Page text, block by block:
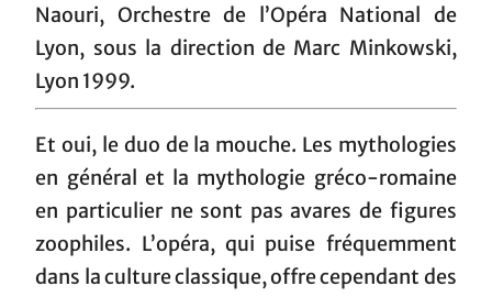
Naouri, Orchestre de l’Opéra National de
Lyon, sous la direction de Marc Minkowski,
Lyon 1999.
Et oui, le duo de la mouche. Les mythologies
en général et la mythologie gréco-romaine
en particulier ne sont pas avares de figures
zoophiles. L’opéra, qui puise fréquemment
dans la culture classique, offre cependant des